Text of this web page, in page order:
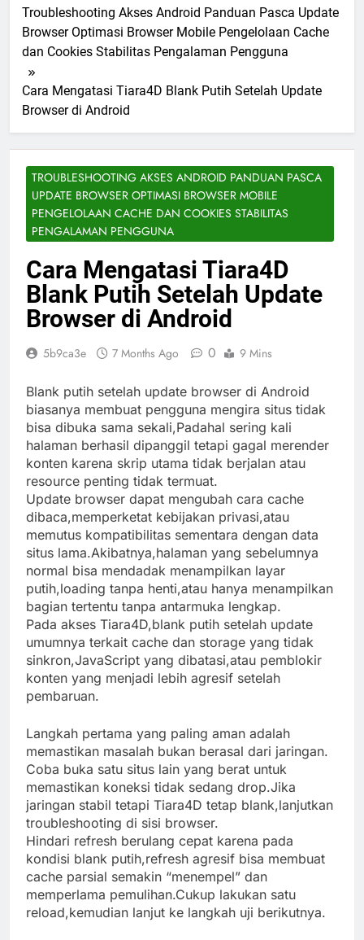
Troubleshooting Akses Android Panduan Pasca Update
Browser Optimasi Browser Mobile Pengelolaan Cache
dan Cookies Stabilitas Pengalaman Pengguna
Cara Mengatasi Tiara4D Blank Putih Setelah Update
Browser di Android
TROUBLESHOOTING AKSES ANDROID PANDUAN PASCA
UPDATE BROWSER OPTIMASI BROWSER MOBILE
PENGELOLAAN CACHE DAN COOKIES STABILITAS
PENGALAMAN PENGGUNA
Cara Mengatasi Tiara4D
Blank Putih Setelah Update
Browser di Android
5b9ca3e 7 Months Ago 0 9 Mins
Blank putih setelah update browser di Android
biasanya membuat pengguna mengira situs tidak
bisa dibuka sama sekali,Padahal sering kali
halaman berhasil dipanggil tetapi gagal merender
konten karena skrip utama tidak berjalan atau
resource penting tidak termuat.
Update browser dapat mengubah cara cache
dibaca,memperketat kebijakan privasi,atau
memutus kompatibilitas sementara dengan data
situs lama.Akibatnya,halaman yang sebelumnya
normal bisa mendadak menampilkan layar
putih,loading tanpa henti,atau hanya menampilkan
bagian tertentu tanpa antarmuka lengkap.
Pada akses Tiara4D,blank putih setelah update
umumnya terkait cache dan storage yang tidak
sinkron,JavaScript yang dibatasi,atau pemblokir
konten yang menjadi lebih agresif setelah
pembaruan.
Langkah pertama yang paling aman adalah
memastikan masalah bukan berasal dari jaringan.
Coba buka satu situs lain yang berat untuk
memastikan koneksi tidak sedang drop.Jika
jaringan stabil tetapi Tiara4D tetap blank,lanjutkan
troubleshooting di sisi browser.
Hindari refresh berulang cepat karena pada
kondisi blank putih,refresh agresif bisa membuat
cache parsial semakin “menempel” dan
memperlama pemulihan.Cukup lakukan satu
reload,kemudian lanjut ke langkah uji berikutnya.